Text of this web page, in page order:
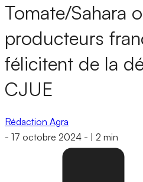
Tomate/Sahara
producteurs
félicitent de la
CJUE
Rédaction Agra
- 17 octobre 2024 - 2 min